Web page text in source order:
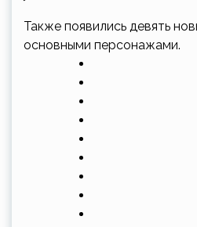
Также появились девять
основными персонажами.